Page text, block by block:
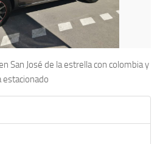
San José de la estrella con colombia y